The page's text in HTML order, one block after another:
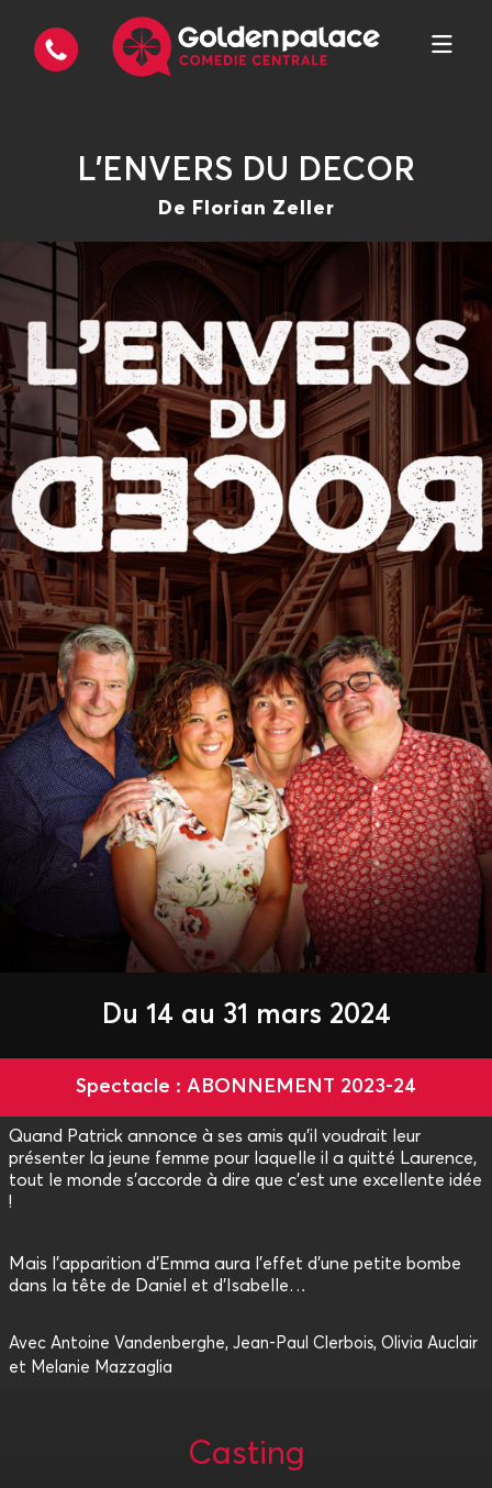
L'ENVERS DU DECOR
De Florian Zeller
Du 14 au 31 mars 2024
Spectacle : ABONNEMENT 2023-24
Quand Patrick annonce à ses amis qu'il voudrait leur
présenter la jeune femme pour laquelle il a quitté Laurence,
tout le monde s'accorde à dire que c'est une excellente idée
!
Mais l'apparition d'Emma aura l'effet d'une petite bombe
dans la tête de Daniel et d'Isabelle…
Avec Antoine Vandenberghe, Jean-Paul Clerbois, Olivia Auclair
et Melanie Mazzaglia
Casting